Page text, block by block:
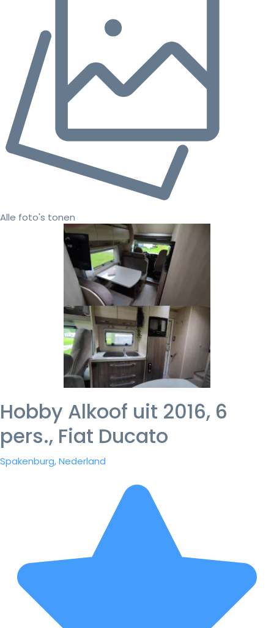
Alle foto's tonen
Hobby Alkoof uit 2016, 6
pers., Fiat Ducato
Spakenburg, Nederland